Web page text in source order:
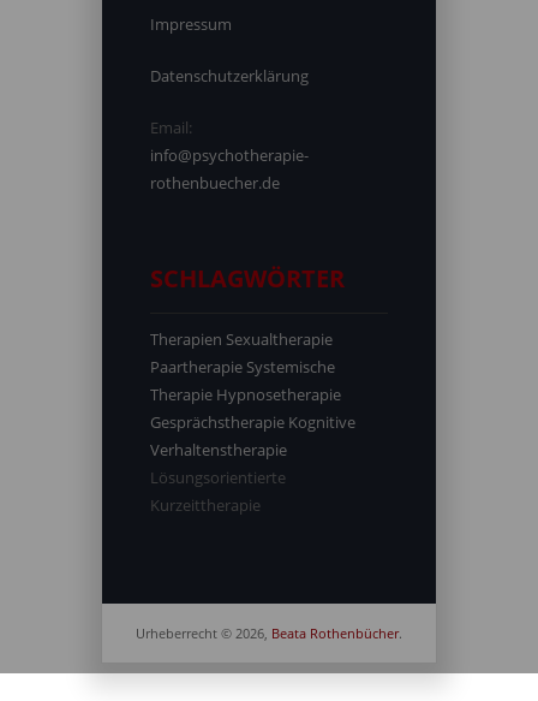
Impressum
Datenschutzerklärung
Email:
info@psychotherapie-
rothenbuecher.de
SCHLAGWÖRTER
Therapien Sexualtherapie
Paartherapie Systemische
Therapie Hypnosetherapie
Gesprächstherapie Kognitive
Verhaltenstherapie
Lösungsorientierte
Kurzeittherapie
Urheberrecht © 2026, Beata Rothenbücher.